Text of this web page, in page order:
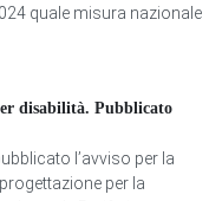
quale misura nazionale
disabilità. Pubblicato
l’avviso per la
per la